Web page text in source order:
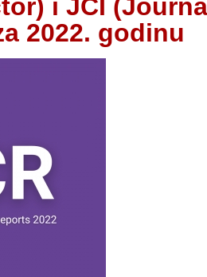
i JCI
2022. godinu